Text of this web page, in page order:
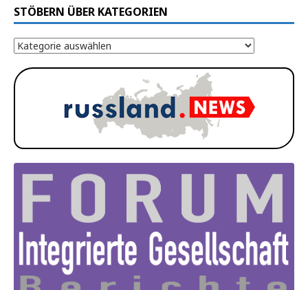
STÖBERN ÜBER KATEGORIEN